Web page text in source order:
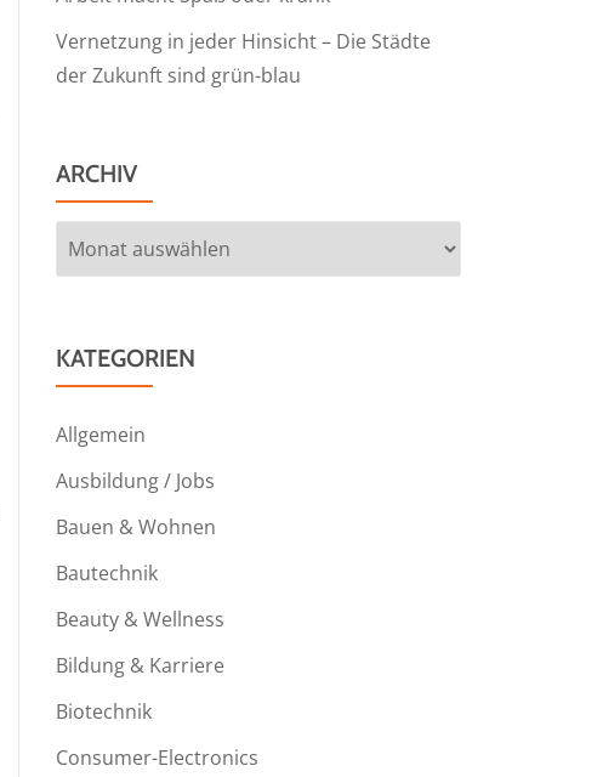
Vernetzung in jeder Hinsicht – Die Städte
der Zukunft sind grün-blau
ARCHIV
Archiv
KATEGORIEN
Allgemein
Ausbildung / Jobs
Bauen & Wohnen
Bautechnik
Beauty & Wellness
Bildung & Karriere
Biotechnik
Consumer-Electronics